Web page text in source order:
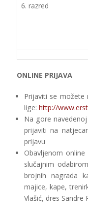
6. razred
ONLINE PRIJAVA
Prijaviti se možete
lige: http://
Na gore
prijaviti na
prijavu
Obavljenom
slučajnim
brojnih nagrada
majice, kape,
Vlašić, dres Sandre